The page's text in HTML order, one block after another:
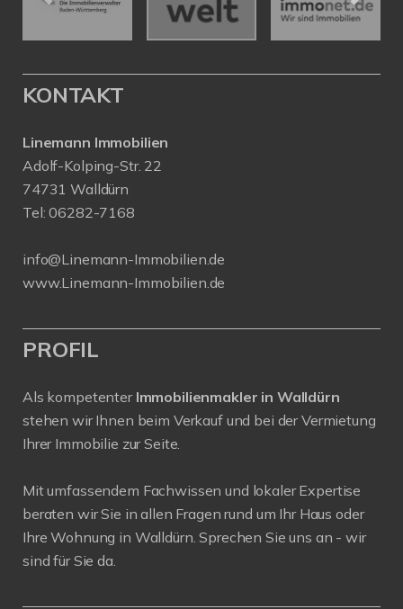
KONTAKT
Linemann Immobilien
Adolf-Kolping-Str. 22
74731 Walldürn
Tel:06282-7168
info@Linemann-Immobilien.de
www.Linemann-Immobilien.de
PROFIL
Als kompetenter Immobilienmakler in Walldürn
stehen wir Ihnen beim Verkauf und bei der Vermietung
Ihrer Immobilie zur Seite.
Mit umfassendem Fachwissen und lokaler Expertise
beraten wir Sie in allen Fragen rund um Ihr Haus oder
Ihre Wohnung in Walldürn. Sprechen Sie uns an - wir
sind für Sie da.